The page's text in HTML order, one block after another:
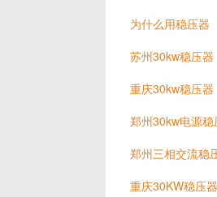
为什么用稳压器
苏州30kw稳压器
重庆30kw稳压器
郑州30kw电源稳
郑州三相交流稳
重庆30KW稳压